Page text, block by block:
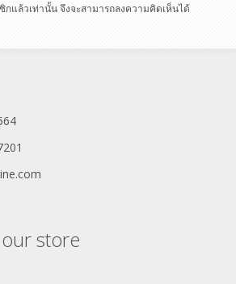
กแล้วเท่านั้น จึงจะสามารถลงความคิดเห็นได้
store